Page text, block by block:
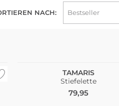
NACH:
TAMARIS
Stiefelette
79,95